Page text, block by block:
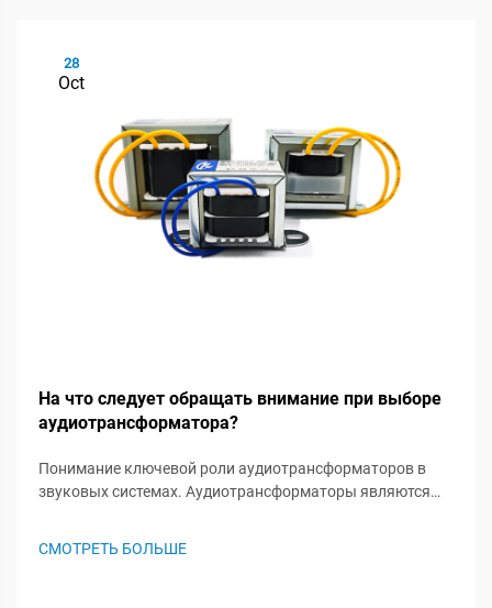
28
Oct
На что следует обращать внимание при выборе
аудиотрансформатора?
Понимание ключевой роли аудиотрансформаторов в
звуковых системах. Аудиотрансформаторы являются
обеспечении оптимальной работы аудиосистемы. Эти
СМОТРЕТЬ БОЛЬШЕ